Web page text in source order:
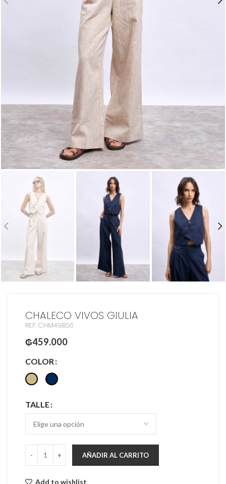
CHALECO VIVOS GIULIA
REF: CHM49BS6
₲459.000
COLOR
TALLE
AÑADIR AL CARRITO
Add to wishlist